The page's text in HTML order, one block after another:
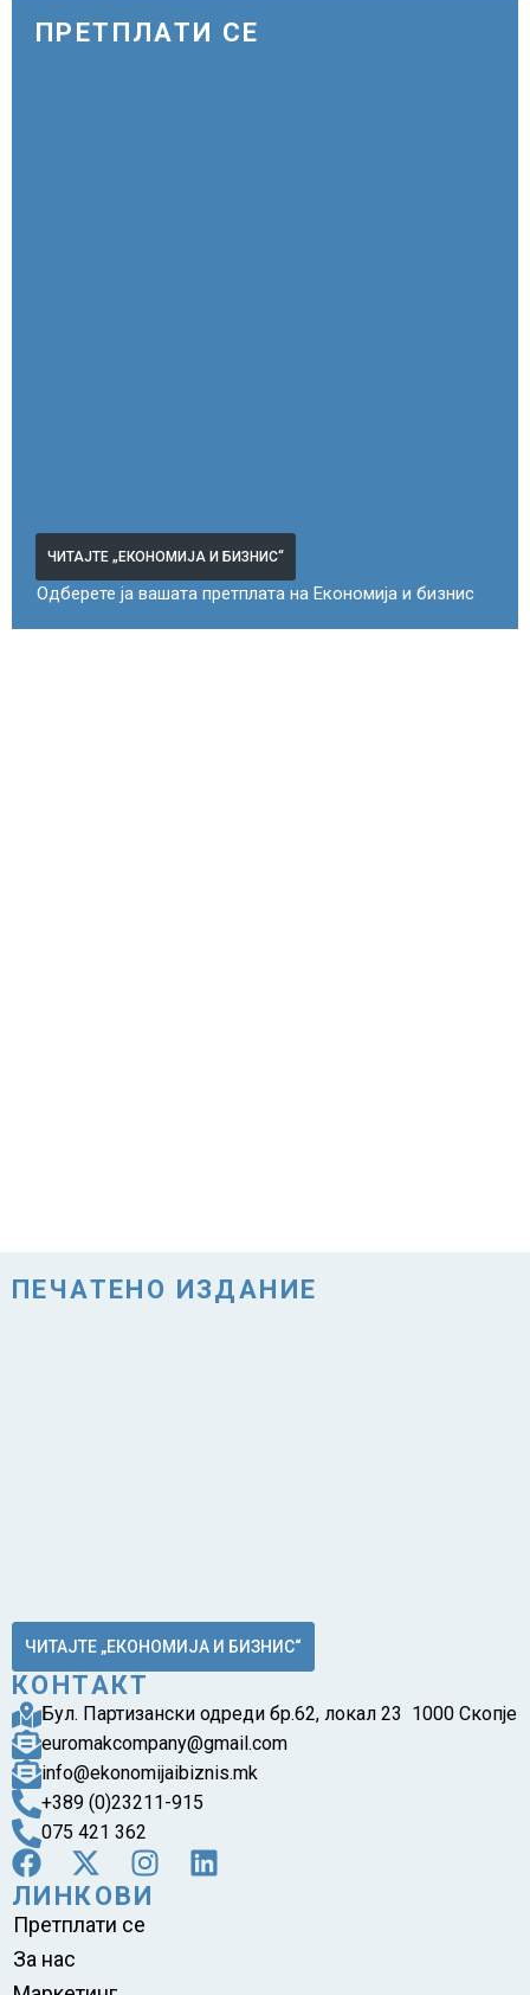
ПРЕТПЛАТИ СЕ
ЧИТАЈТЕ „ЕКОНОМИЈА И БИЗНИС“
Одберете ја вашата претплата на Економија и бизнис
ПЕЧАТЕНО ИЗДАНИЕ
ЧИТАЈТЕ „ЕКОНОМИЈА И БИЗНИС“
КОНТАКТ
Бул. Партизански одреди бр.62, локал 23 1000 Скопје
euromakcompany@gmail.com
info@ekonomijaibiznis.mk
+389 (0)23211-915
075 421 362
ЛИНКОВИ
Претплати се
За нас